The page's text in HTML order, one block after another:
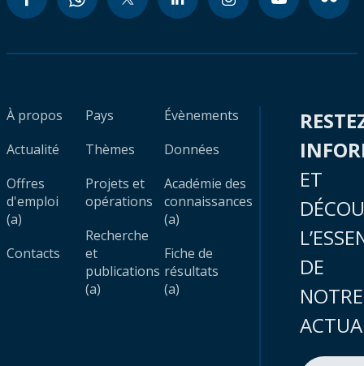
À propos
Actualité
Offres
d'emploi
(a)
Contacts
Pays
Thèmes
Projets et
opérations
Recherche
et
publications
(a)
Évènements
Données
Académie des
connaissances
(a)
Fiche de
résultats
(a)
ET
DE
NOTRE